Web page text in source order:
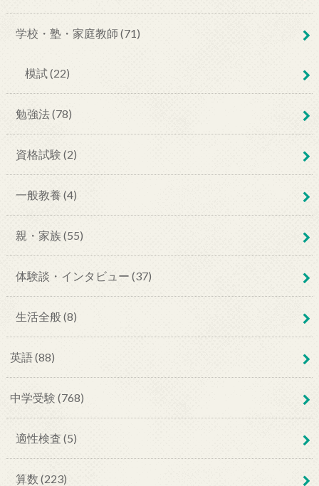
学校・塾・家庭教師 (71)
模試 (22)
勉強法 (78)
資格試験 (2)
一般教養 (4)
親・家族 (55)
体験談・インタビュー (37)
生活全般 (8)
英語 (88)
中学受験 (768)
適性検査 (5)
算数 (223)